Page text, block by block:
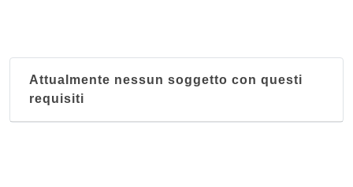
Attualmente nessun soggetto con questi
requisiti